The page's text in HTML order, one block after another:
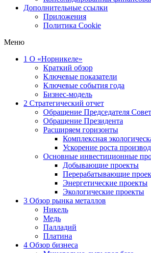
Дополнительные ссылки
Приложения
Политика Cookie
Меню
1 О «Норникеле»
Краткий обзор
Ключевые показатели
Ключевые события года
Бизнес-модель
2 Стратегический отчет
Обращение Председателя
Обращение Президента
Расширяем горизонты
Комплексная
Ускорение роста
Основные инвестиционные
Добывающие проекты
Перерабатывающие
Энергетические проекты
Экологические проекты
3 Обзор рынка металлов
Никель
Медь
Палладий
Платина
4 Обзор бизнеса